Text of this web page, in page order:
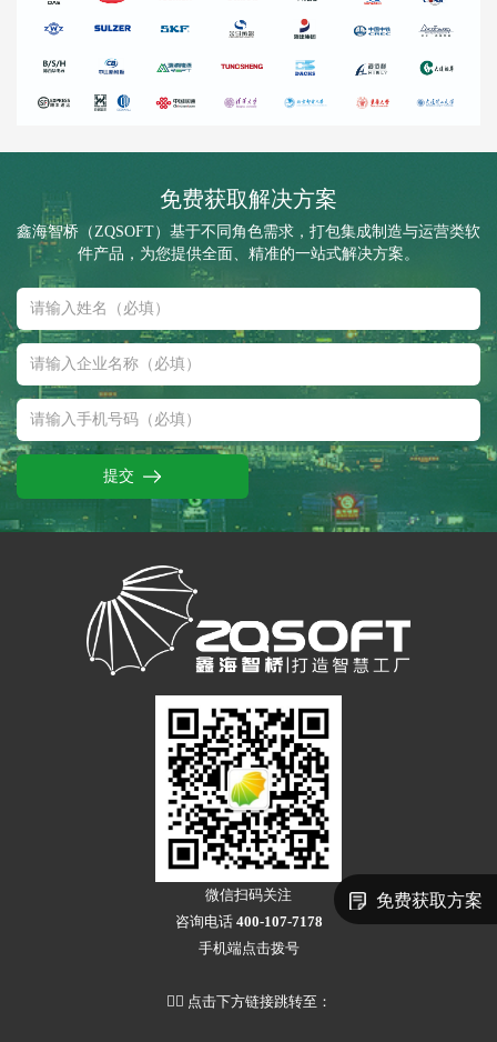
免费获取解决方案
鑫海智桥（ZQSOFT）基于不同角色需求，打包集成制造与运营类软
件产品，为您提供全面、精准的一站式解决方案。
提交
微信扫码关注
咨询电话 400-107-7178
手机端点击拨号
👇🏻 点击下方链接跳转至：
免费获取方案